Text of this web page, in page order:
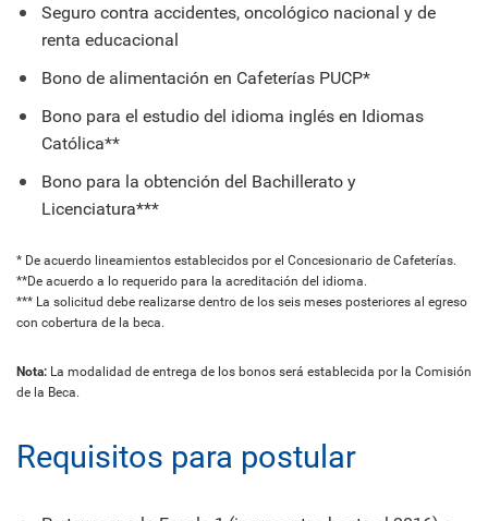
Seguro contra accidentes, oncológico nacional y de
renta educacional
Bono de alimentación en Cafeterías PUCP*
Bono para el estudio del idioma inglés en Idiomas
Católica**
Bono para la obtención del Bachillerato y
Licenciatura***
* De acuerdo lineamientos establecidos por el Concesionario de Cafeterías.
**De acuerdo a lo requerido para la acreditación del idioma.
*** La solicitud debe realizarse dentro de los seis meses posteriores al egreso
con cobertura de la beca.
Nota: La modalidad de entrega de los bonos será establecida por la Comisión
de la Beca.
Requisitos para postular